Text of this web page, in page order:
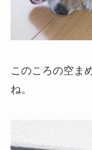
このころの空ま
ね。